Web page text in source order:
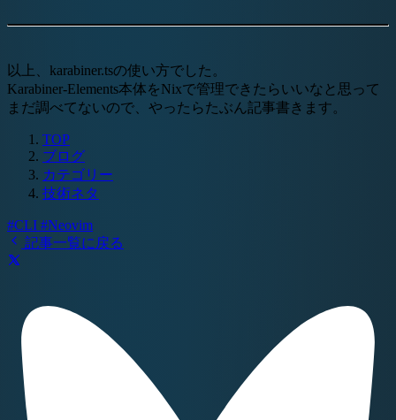
以上、karabiner.tsの使い方でした。
Karabiner-Elements本体をNixで管理できたらいいなと思って
まだ調べてないので、やったらたぶん記事書きます。
TOP
ブログ
カテゴリー
技術ネタ
#CLI #Neovim
記事一覧に戻る